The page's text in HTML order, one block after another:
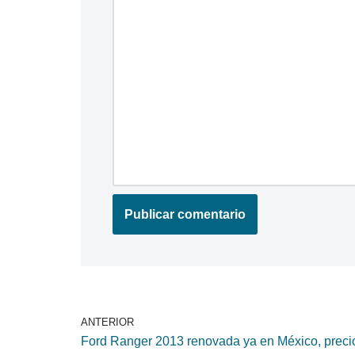
ANTERIOR
Ford Ranger 2013 renovada ya en México,